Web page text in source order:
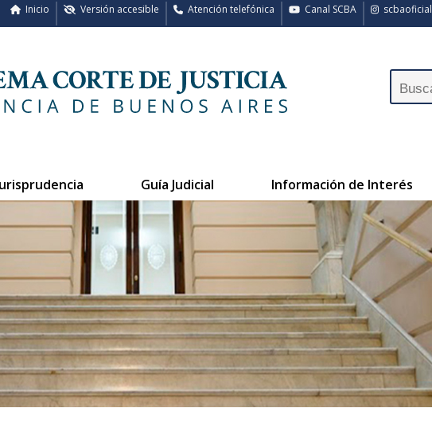
scbaoficial
Canal SCBA
Atención telefónica
Versión accesible
Inicio
Guía Judicial Información de Interés